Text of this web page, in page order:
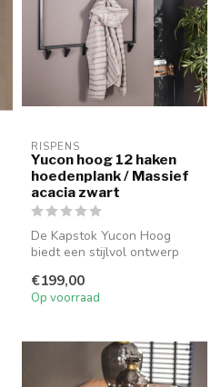
RISPENS
Yucon hoog 12 haken
hoedenplank / Massief
acacia zwart
De Kapstok Yucon Hoog
biedt een stijlvol ontwerp
het ...
€199,00
Op voorraad